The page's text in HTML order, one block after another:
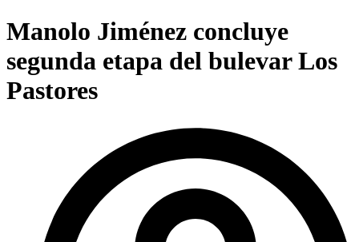
Manolo Jiménez concluye
segunda etapa del bulevar Los
Pastores